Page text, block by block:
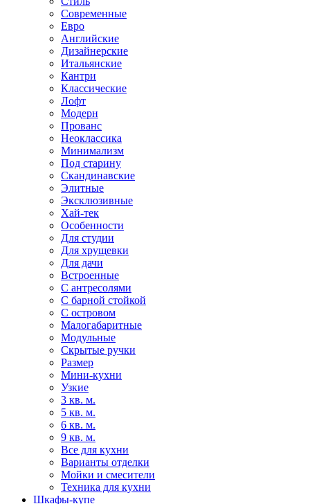
Современные
Евро
Английские
Дизайнерские
Итальянские
Кантри
Классические
Лофт
Модерн
Прованс
Неоклассика
Минимализм
Под старину
Скандинавские
Элитные
Эксклюзивные
Хай-тек
Особенности
Для студии
Для хрущевки
Для дачи
Встроенные
С антресолями
С барной стойкой
С островом
Малогабаритные
Модульные
Скрытые ручки
Размер
Мини-кухни
Узкие
3 кв. м.
5 кв. м.
6 кв. м.
9 кв. м.
Все для кухни
Варианты отделки
Мойки и смесители
Техника для кухни
Шкафы-купе